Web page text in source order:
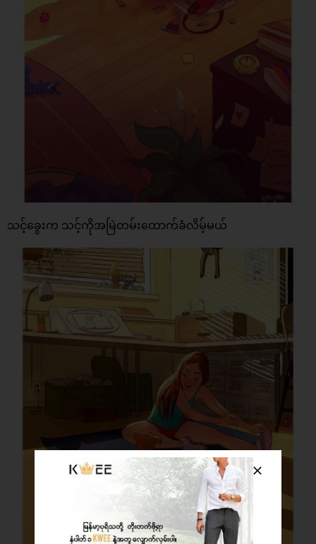
သင့်ခွေးက သင့်ကိုအမြဲတမ်းထောက်ခံလိမ့်မယ်